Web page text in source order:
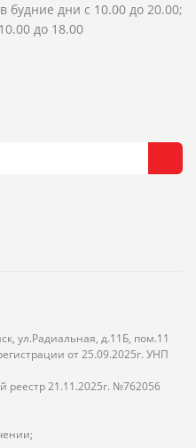
будние дни с 10.00 до 20.00;
до 18.00
ул.Радиальная, д.11Б, пом.11
от 25.09.2025г. УНП
реестр 21.11.2025г. №762056